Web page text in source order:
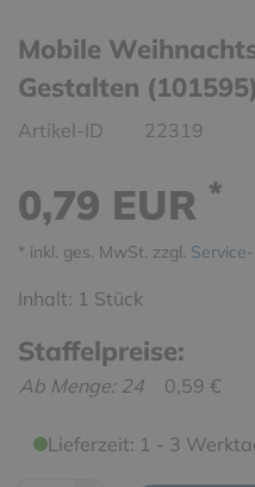
Mobile
Gestalten (101595)
Artikel-ID 22319
0,79 EUR *
* inkl. ges. MwSt. zzgl.
Inhalt: 1 Stück
Staffelpreise:
Ab Menge: 24 0,59 €
Lieferzeit: 1 - 3